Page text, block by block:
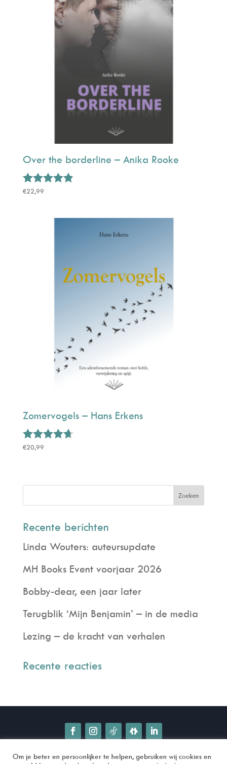
Over the borderline – Anika Rooke
Gewaardeerd
€22,99
Zomervogels – Hans Erkens
Gewaardeerd
€20,99
Recente berichten
Linda Wouters: auteursupdate
MH Books Event voorjaar 2026
Bobby-dear, een jaar later
Terugblik ‘Mijn Benjamin’ – in de media
Lezing – de kracht van verhalen
Recente reacties
Om je beter en persoonlijker te helpen, gebruiken wij cookies en